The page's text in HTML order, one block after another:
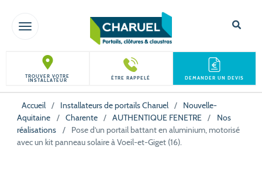
TOGGLE NAVIGATION
TROUVER VOTRE
INSTALLATEUR ÊTRE RAPPELÉ DEMANDER UN DEVIS
Accueil / Installateurs de portails Charuel /
Nouvelle-
Aquitaine
/ Charente / AUTHENTIQUE FENETRE /
Nos
réalisations
/
Pose d’un portail battant en aluminium, motorisé
avec un kit panneau solaire à Voeil-et-Giget (16).